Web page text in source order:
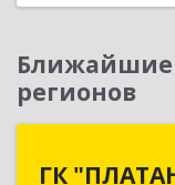
Ближайшие
регионов
ГК